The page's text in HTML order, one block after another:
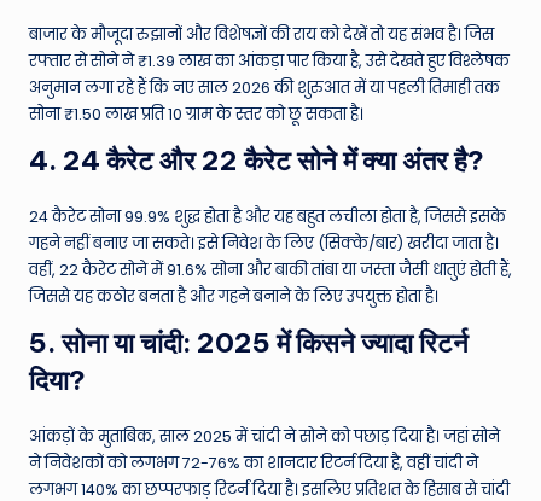
बाजार के मौजूदा रुझानों और विशेषज्ञों की राय को देखें तो यह संभव है। जिस
रफ्तार से सोने ने ₹1.39 लाख का आंकड़ा पार किया है, उसे देखते हुए विश्लेषक
अनुमान लगा रहे हैं कि नए साल 2026 की शुरुआत में या पहली तिमाही तक
सोना ₹1.50 लाख प्रति 10 ग्राम के स्तर को छू सकता है।
4. 24 कैरेट और 22 कैरेट सोने में क्या अंतर है?
24 कैरेट सोना 99.9% शुद्ध होता है और यह बहुत लचीला होता है, जिससे इसके
गहने नहीं बनाए जा सकते। इसे निवेश के लिए (सिक्के/बार) खरीदा जाता है।
वहीं, 22 कैरेट सोने में 91.6% सोना और बाकी तांबा या जस्ता जैसी धातुएं होती हैं,
जिससे यह कठोर बनता है और गहने बनाने के लिए उपयुक्त होता है।
5. सोना या चांदी: 2025 में किसने ज्यादा रिटर्न
दिया?
आंकड़ों के मुताबिक, साल 2025 में चांदी ने सोने को पछाड़ दिया है। जहां सोने
ने निवेशकों को लगभग 72-76% का शानदार रिटर्न दिया है, वहीं चांदी ने
लगभग 140% का छप्परफाड़ रिटर्न दिया है। इसलिए प्रतिशत के हिसाब से चांदी